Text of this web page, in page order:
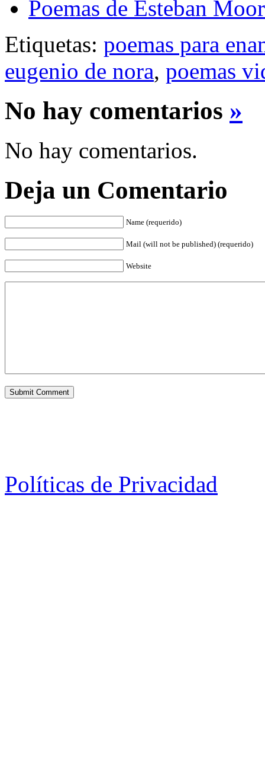
Poemas de Esteban
Etiquetas: poemas para
eugenio de nora, poemas
No hay comentarios »
No hay comentarios.
Deja un Comentario
Name (requerido)
Mail (will not be published) (requerido)
Website
Políticas de Privacidad